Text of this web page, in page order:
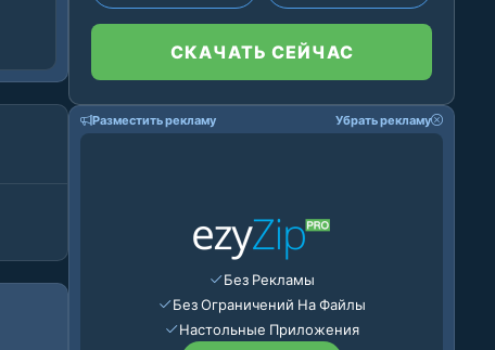
СКАЧАТЬ СЕЙЧАС
Разместить рекламу Убрать рекламу
Без Рекламы
Без Ограничений На Файлы
Настольные Приложения